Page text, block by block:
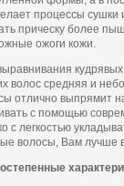
процессы
прическу более
ожоги кожи.
волос средняя и
отлично выпрямит
с помощью
с легкостью
волосы, Вам лучше